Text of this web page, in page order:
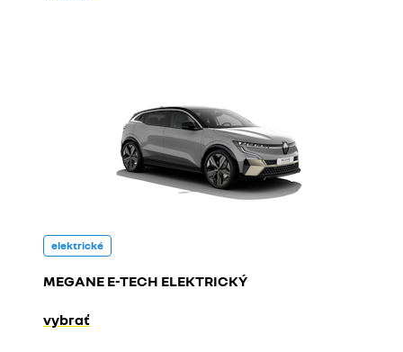
elektrické
MEGANE E-TECH ELEKTRICKÝ
vybrať